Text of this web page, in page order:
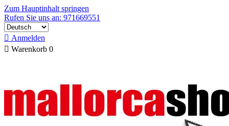
Zum Hauptinhalt springen
Rufen Sie uns an: 971669551
 Anmelden
 Warenkorb 0